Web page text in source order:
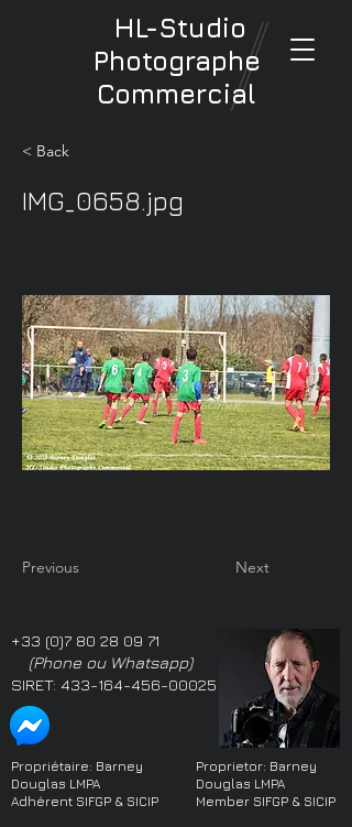
HL-Studio
Photographe
Commercial
< Back
IMG_0658.jpg
Previous Next
+33 (0)7 80 28 09 71
(Phone ou Whatsapp)
SIRET: 433-164-456-00025
Propriétaire: Barney
Douglas LMPA
Adhérent SIFGP & SICIP
Proprietor: Barney
Douglas LMPA
Member SIFGP & SICIP